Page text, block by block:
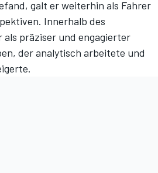
galt er weiterhin als Fahrer
Innerhalb des
als präziser und engagierter
der analytisch arbeitete und